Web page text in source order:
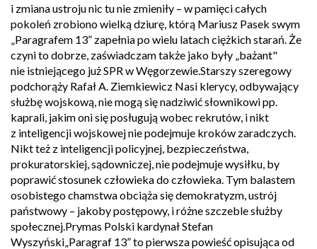
i zmiana ustroju nic tu nie zmieniły – w pamięci całych
pokoleń zrobiono wielką dziurę, którą Mariusz Pasek swym
„Paragrafem 13” zapełnia po wielu latach ciężkich starań. Że
czyni to dobrze, zaświadczam także jako były „bażant"
nie istniejącego już SPR w Węgorzewie.Starszy szeregowy
podchorąży Rafał A. Ziemkiewicz Nasi klerycy, odbywający
służbę wojskową, nie mogą się nadziwić słownikowi pp.
kaprali, jakim oni się posługują wobec rekrutów, i nikt
z inteligencji wojskowej nie podejmuje kroków zaradczych.
Nikt też z inteligencji policyjnej, bezpieczeństwa,
prokuratorskiej, sądowniczej, nie podejmuje wysiłku, by
poprawić stosunek człowieka do człowieka. Tym balastem
osobistego chamstwa obciąża się demokratyzm, ustrój
państwowy – jakoby postępowy, i różne szczeble służby
społecznej.Prymas Polski kardynał Stefan
Wyszyński„Paragraf 13” to pierwsza powieść opisująca od